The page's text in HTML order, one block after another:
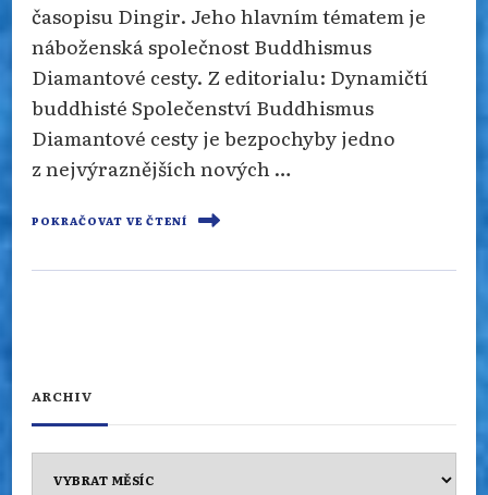
časopisu Dingir. Jeho hlavním tématem je
náboženská společnost Buddhismus
Diamantové cesty. Z editorialu: Dynamičtí
buddhisté Společenství Buddhismus
Diamantové cesty je bezpochyby jedno
z nejvýraznějších nových …
POKRAČOVAT VE ČTENÍ
ARCHIV